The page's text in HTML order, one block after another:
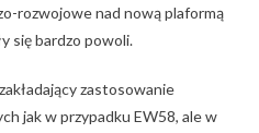
rozwojowe nad nową plaformą
się bardzo powoli.
zastosowanie
jak w przypadku EW58, ale w